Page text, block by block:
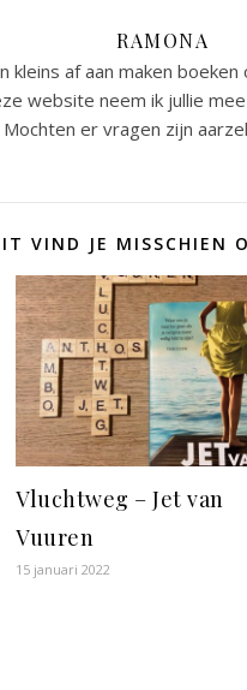
RAMONA
kleins af aan maken
website neem ik jullie
er vragen zijn
VIND JE MISSCHIEN
Vluchtweg – Jet van
Vuuren
15 januari 2022